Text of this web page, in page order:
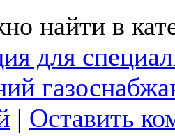
найти в
для
| Оставить